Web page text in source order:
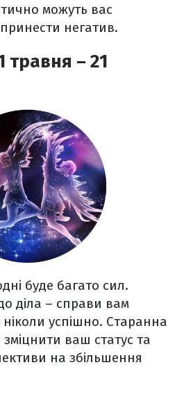
можуть вас
негатив.
травня – 21
буде багато сил.
діла – справи вам
успішно. Старанна
ваш статус та
на збільшення